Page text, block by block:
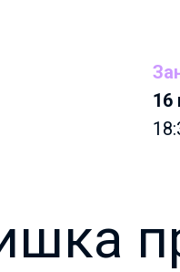
16